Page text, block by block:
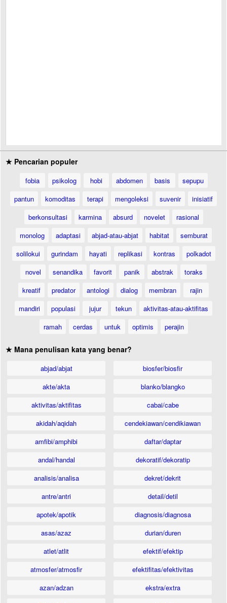
★ Pencarian populer
fobia psikolog hobi abdomen basis
sepupu
pantun
komoditas terapi mengoleksi suvenir
inisiatif
berkonsultasi
karmina absurd novelet
rasional
monolog
adaptasi abjad-atau-abjat habitat
semburat
solilokui
gurindam hayati replikasi kontras
polkadot
novel
senandika favorit panik abstrak
toraks
kreatif
predator antologi dialog membran
rajin
mandiri
populasi jujur tekun
aktivitas-atau-aktifitas
ramah
cerdas untuk optimis perajin
★ Mana penulisan kata yang benar?
abjad/abjat
akte/akta
aktivitas/aktifitas
akidah/aqidah
amfibi/amphibi
andal/handal
analisis/analisa
antre/antri
apotek/apotik
asas/azaz
atlet/atlit
atmosfer/atmosfir
azan/adzan
biosfer/biosfir
blanko/blangko
cabai/cabe
cendekiawan/cendikiawan
daftar/daptar
dekoratif/dekoratip
dekret/dekrit
detail/detil
diagnosis/diagnosa
durian/duren
efektif/efektip
efektifitas/efektivitas
ekstra/extra